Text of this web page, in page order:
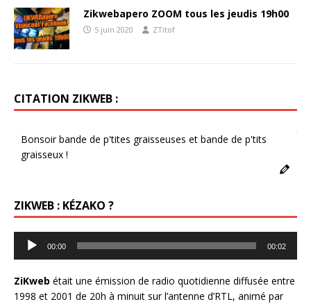
Zikwebapero ZOOM tous les jeudis 19h00
5 juin 2020 ZTitof
CITATION ZIKWEB :
6s
Bonsoir bande de p'tites graisseuses et bande de p'tits
graisseux !
ZIKWEB : KÉZAKO ?
Lecteur
audio
00:00 00:02
ZiKweb était une émission de radio quotidienne diffusée entre
1998 et 2001 de 20h à minuit sur l’antenne d’RTL, animé par